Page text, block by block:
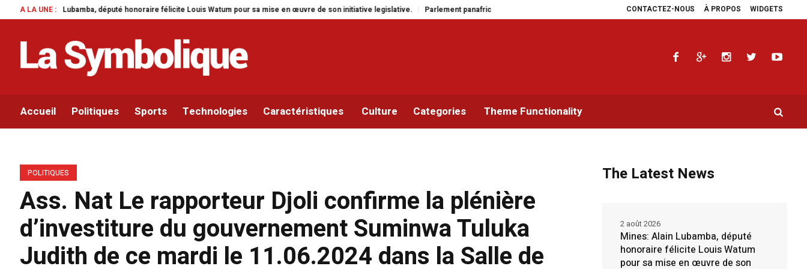
CONTACTEZ-NOUS À PROPOS WIDGETS
A LA UNE :
député honoraire félicite Louis Watum pour sa mise en œuvre de son initiative legislative. Parlement panafricain : à Johannesburg, Aimé Boji Sangara multiplie les plaidoyers en faveur de la RDC. Parlement panafricain : à
Accueil Politiques Sports Technologies Caractéristiques Culture Categories Theme Functionality
POLITIQUES
Ass. Nat Le rapporteur Djoli confirme la plénière
d’investiture du gouvernement Suminwa Tuluka
Judith de ce mardi le 11.06.2024 dans la Salle de
The Latest News
Mines: Alain Lubamba, député
honoraire félicite Louis Watum
pour sa mise en œuvre de son
2 août 2026